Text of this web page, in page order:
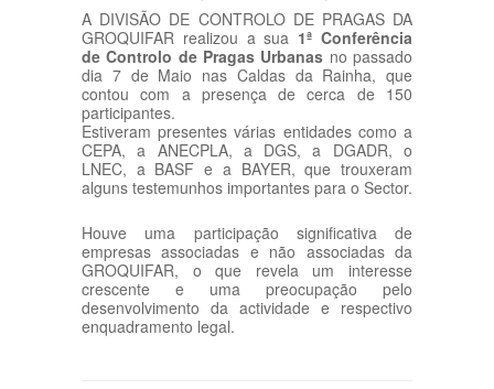
A DIVISÃO DE CONTROLO DE PRAGAS DA
GROQUIFAR realizou a sua 1ª Conferência
de Controlo de Pragas Urbanas no passado
dia 7 de Maio nas Caldas da Rainha, que
contou com a presença de cerca de 150
participantes.
Estiveram presentes várias entidades como a
CEPA, a ANECPLA, a DGS, a DGADR, o
LNEC, a BASF e a BAYER, que trouxeram
alguns testemunhos importantes para o Sector.
Houve uma participação significativa de
empresas associadas e não associadas da
GROQUIFAR, o que revela um interesse
crescente e uma preocupação pelo
desenvolvimento da actividade e respectivo
enquadramento legal.